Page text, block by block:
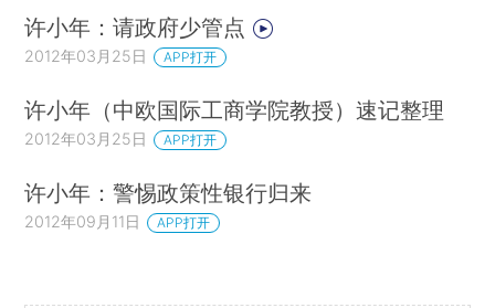
许小年：请政府少管点
2012年03月25日 APP打开
许小年（中欧国际工商学院教授）速记整理
2012年03月25日 APP打开
许小年：警惕政策性银行归来
2012年09月11日 APP打开